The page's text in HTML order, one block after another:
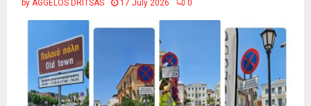
by AGGELOS DRITSAS 17 July 2026 0